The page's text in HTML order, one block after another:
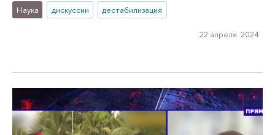
Наука дискуссии дестабилизация
22 апреля 2024